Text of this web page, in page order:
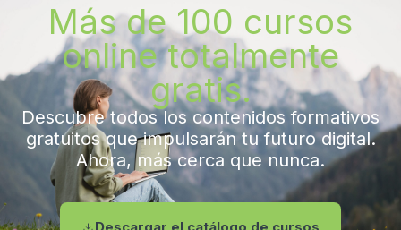
Más de 100 cursos
online totalmente
gratis.
Descubre todos los contenidos formativos
gratuitos que impulsarán tu futuro digital.
Ahora, más cerca que nunca.